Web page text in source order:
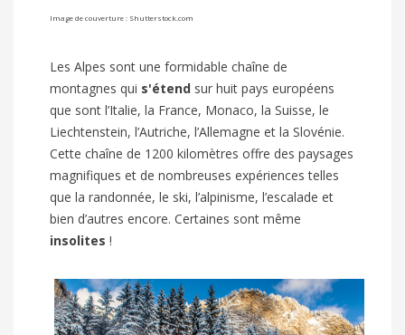
Image de couverture : Shutterstock.com
Les Alpes sont une formidable chaîne de
montagnes qui s'étend sur huit pays européens
que sont l’Italie, la France, Monaco, la Suisse, le
Liechtenstein, l’Autriche, l’Allemagne et la Slovénie.
Cette chaîne de 1200 kilomètres offre des paysages
magnifiques et de nombreuses expériences telles
que la randonnée, le ski, l’alpinisme, l’escalade et
bien d’autres encore. Certaines sont même
insolites !